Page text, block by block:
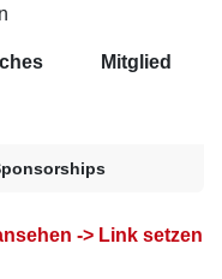
Mitglied
-> Link setzen